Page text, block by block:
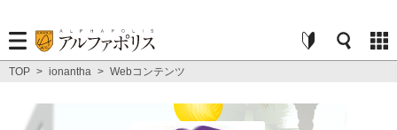
TOP > ionantha > Webコンテンツ